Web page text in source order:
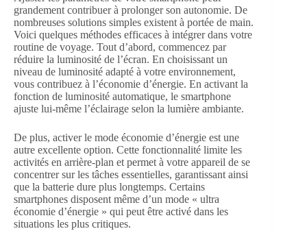
grandement contribuer à prolonger son autonomie. De
nombreuses solutions simples existent à portée de main.
Voici quelques méthodes efficaces à intégrer dans votre
routine de voyage. Tout d’abord, commencez par
réduire la luminosité de l’écran. En choisissant un
niveau de luminosité adapté à votre environnement,
vous contribuez à l’économie d’énergie. En activant la
fonction de luminosité automatique, le smartphone
ajuste lui-même l’éclairage selon la lumière ambiante.
De plus, activer le mode économie d’énergie est une
autre excellente option. Cette fonctionnalité limite les
activités en arrière-plan et permet à votre appareil de se
concentrer sur les tâches essentielles, garantissant ainsi
que la batterie dure plus longtemps. Certains
smartphones disposent même d’un mode « ultra
économie d’énergie » qui peut être activé dans les
situations les plus critiques.